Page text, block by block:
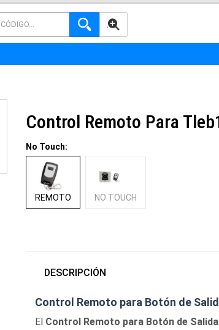
AVANZADA
Control Remoto Para
No Touch:
REMOTO NO TOUCH
DESCRIPCIÓN
Control Remoto para Botón de
El Control Remoto para Botón de